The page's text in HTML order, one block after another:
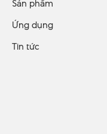
Sản phẩm
Ứng dụng
Tin tức